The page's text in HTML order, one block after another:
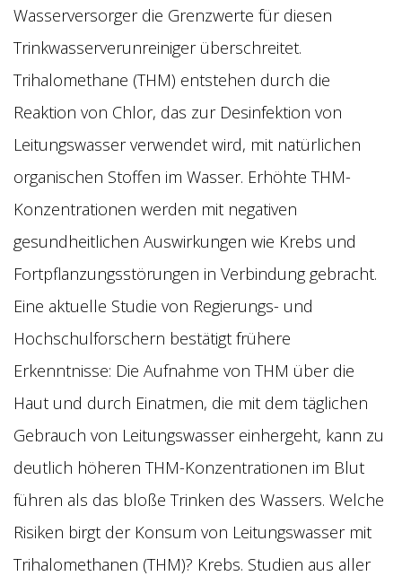
Wasserversorger die Grenzwerte für diesen
Trinkwasserverunreiniger überschreitet.
Trihalomethane (THM) entstehen durch die
Reaktion von Chlor, das zur Desinfektion von
Leitungswasser verwendet wird, mit natürlichen
organischen Stoffen im Wasser. Erhöhte THM-
Konzentrationen werden mit negativen
gesundheitlichen Auswirkungen wie Krebs und
Fortpflanzungsstörungen in Verbindung gebracht.
Eine aktuelle Studie von Regierungs- und
Hochschulforschern bestätigt frühere
Erkenntnisse: Die Aufnahme von THM über die
Haut und durch Einatmen, die mit dem täglichen
Gebrauch von Leitungswasser einhergeht, kann zu
deutlich höheren THM-Konzentrationen im Blut
führen als das bloße Trinken des Wassers. Welche
Risiken birgt der Konsum von Leitungswasser mit
Trihalomethanen (THM)? Krebs. Studien aus aller